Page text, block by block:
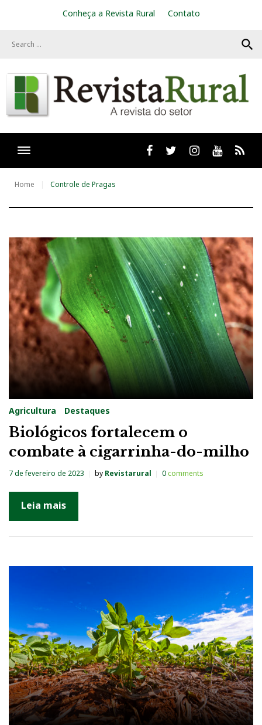
Conheça a Revista Rural Contato
search
Facebooktwitter Instagram
Youtube
Home Controle de Pragas
T
a
g
:
C
o
n
t
r
o
l
e
d
e
P
a
g
Agricultura Destaques
Biológicos fortalecem o
combate à cigarrinha-do-milho
7 de fevereiro de 2023 by Revistarural 0comments
Leia mais